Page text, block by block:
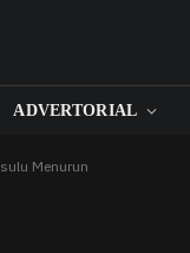
ADVERTORIAL
Menurun